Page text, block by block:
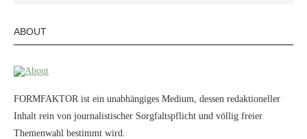
ABOUT
FORMFAKTOR ist ein unabhängiges Medium, dessen redaktioneller
Inhalt rein von journalistischer Sorgfaltspflicht und völlig freier
Themenwahl bestimmt wird.